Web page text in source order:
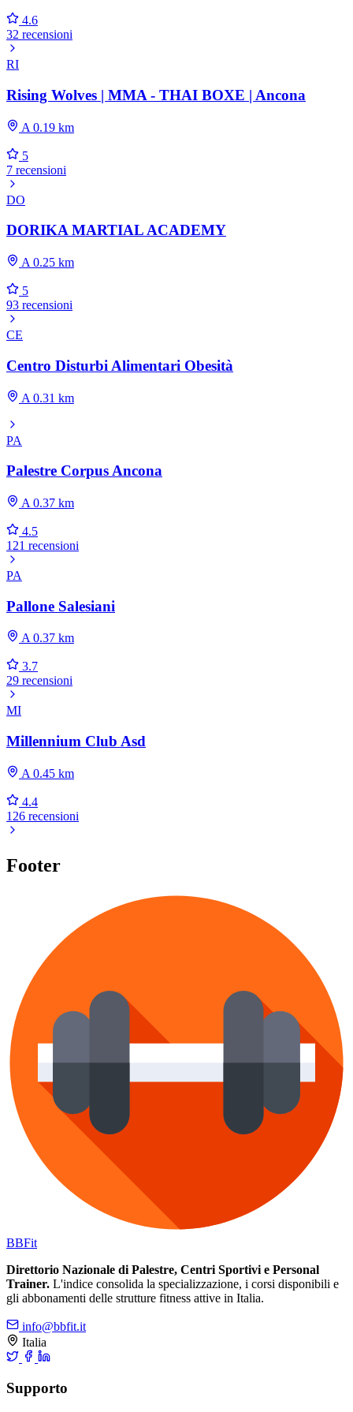
4.6
32 recensioni
RI
Rising Wolves | MMA - THAI BOXE | Ancona
A 0.19 km
5
7 recensioni
DO
DORIKA MARTIAL ACADEMY
A 0.25 km
5
93 recensioni
CE
Centro Disturbi Alimentari Obesità
A 0.31 km
PA
Palestre Corpus Ancona
A 0.37 km
4.5
121 recensioni
PA
Pallone Salesiani
A 0.37 km
3.7
29 recensioni
MI
Millennium Club Asd
A 0.45 km
4.4
126 recensioni
Footer
BBFit
Direttorio Nazionale di Palestre, Centri Sportivi e Personal
Trainer. L'indice consolida la specializzazione, i corsi disponibili e
gli abbonamenti delle strutture fitness attive in Italia.
info@bbfit.it
Italia
Supporto